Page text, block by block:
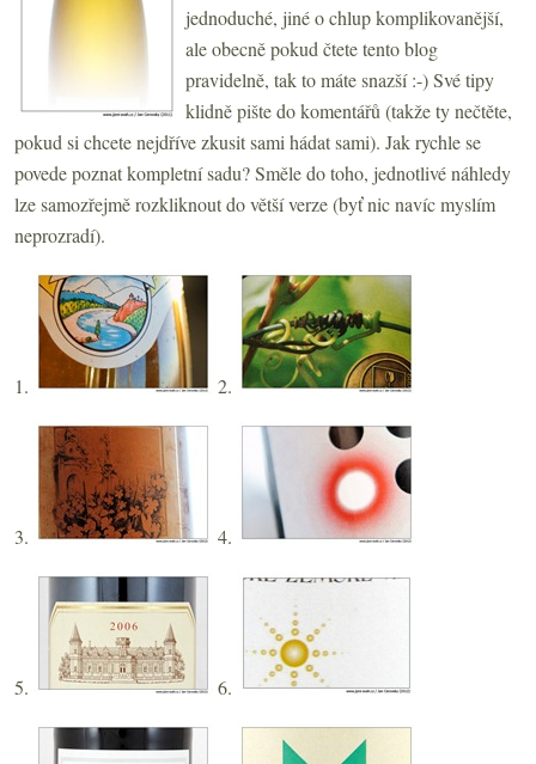
jednoduché, jiné o chlup komplikovanější,
ale obecně pokud čtete tento blog
pravidelně, tak to máte snazší :-) Své tipy
klidně pište do komentářů (takže ty nečtěte,
pokud si chcete nejdříve zkusit sami hádat sami). Jak rychle se
povede poznat kompletní sadu? Směle do toho, jednotlivé náhledy
lze samozřejmě rozkliknout do větší verze (byť nic navíc myslím
neprozradí).
1. 2.
3. 4.
5. 6.